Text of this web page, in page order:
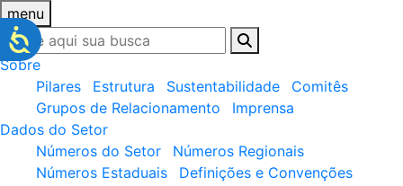
menu
Sobre
Pilares
Estrutura Sustentabilidade
Comitês
Grupos de Relacionamento
Imprensa
Dados do Setor
Números do Setor
Números Regionais
Números Estaduais
Definições e Convenções